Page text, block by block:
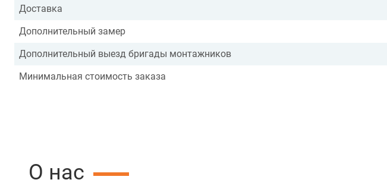
Доставка
Дополнительный замер
Дополнительный выезд бригады монтажников
Минимальная стоимость заказа
О нас